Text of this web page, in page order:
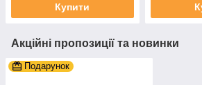
Купити
Акційні пропозиції та новинки
Подарунок